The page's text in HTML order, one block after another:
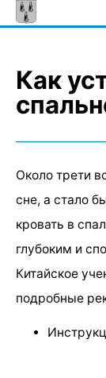
Skip
to
Как
Около трети
сне, а стало
кровать в
глубоким и
Китайское
подробные